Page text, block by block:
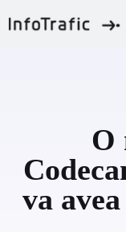
to
O
va